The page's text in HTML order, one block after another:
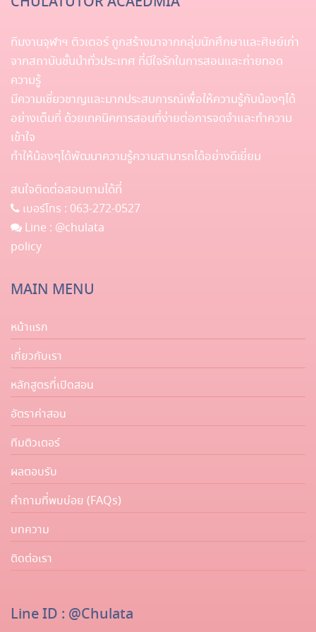
ทีมงานจุฬาฯ ติวเตอร์ ถูกสร้างมาจากกลุ่มนักศึกษาและศิษย์เก่า
จากสถาบันชั้นนำทั่วประเทศ ที่มีใจรักในการสอนและถ่ายทอด
ความรู้
มีความเชี่ยวชาญและมากประสบการณ์เพื่อให้ความรู้กับน้องๆได้
อย่างเต็มที่ ด้วยเทคนิคการสอนที่ง่ายต่อการจดจำและทำความ
เข้าใจ
ทำให้น้องๆได้พัฒนาความรู้ความสามารถได้อย่างดีเยี่ยม
สนใจติดต่อสอบถามได้ที่
เบอร์โทร : 063-272-0527
Line : @chulata
policy
MAIN MENU
หน้าแรก
เกี่ยวกับเรา
หลักสูตรที่เปิดสอน
อัตราค่าสอน
ทีมติวเตอร์
ผลตอบรับ
คำถามที่พบบ่อย (FAQs)
บทความ
ติดต่อเรา
Line ID : @chulata